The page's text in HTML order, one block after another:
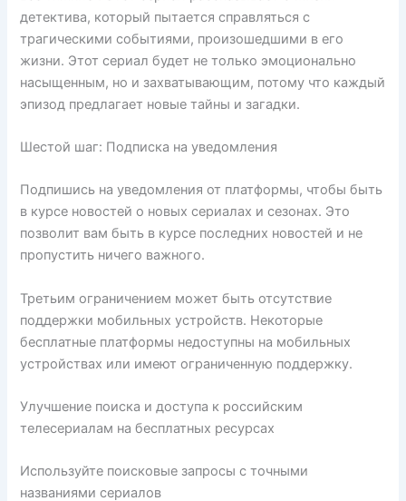
детектива, который пытается справляться с
трагическими событиями, произошедшими в его
жизни. Этот сериал будет не только эмоционально
насыщенным, но и захватывающим, потому что каждый
эпизод предлагает новые тайны и загадки.
Шестой шаг: Подписка на уведомления
Подпишись на уведомления от платформы, чтобы быть
в курсе новостей о новых сериалах и сезонах. Это
позволит вам быть в курсе последних новостей и не
пропустить ничего важного.
Третьим ограничением может быть отсутствие
поддержки мобильных устройств. Некоторые
бесплатные платформы недоступны на мобильных
устройствах или имеют ограниченную поддержку.
Улучшение поиска и доступа к российским
телесериалам на бесплатных ресурсах
Используйте поисковые запросы с точными
названиями сериалов